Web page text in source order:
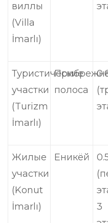
виллы
(Villa
İmarlı)
Туристические
участки
(Turizm
İmarlı)
полоса
Жилые
участки
(Konut
İmarlı)
Еникёй
3